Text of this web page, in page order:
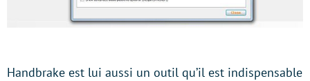
Handbrake est lui aussi un outil qu’il est indispensable